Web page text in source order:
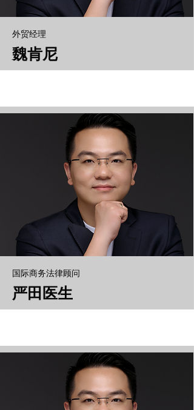
外贸经理
魏肯尼
国际商务法律顾问
严田医生